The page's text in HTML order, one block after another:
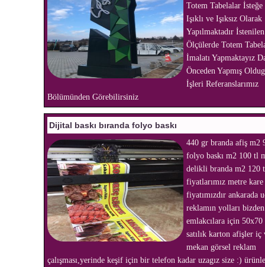
Totem Tabelalar İsteğe
Işıklı ve Işıksız Olarak
Yapılmaktadır İstenilen
Ölçülerde Totem
İmalatı Yapmaktayız
Önceden Yapmış
İşleri Referanslarımız
Bölümünden Görebilirsiniz
Dijital baskı bıranda folyo baskı
440 gr branda afiş m2
folyo baskı m2 100 tl
delikli branda m2 120
fiyatlarımız metre kare
fiyatımızdır ankarada
reklamın yolları
emlakcılara için 50x70
satılık karton afişler iç
mekan görsel reklam
çalışması,yerinde keşif için bir telefon kadar uzagız size :)